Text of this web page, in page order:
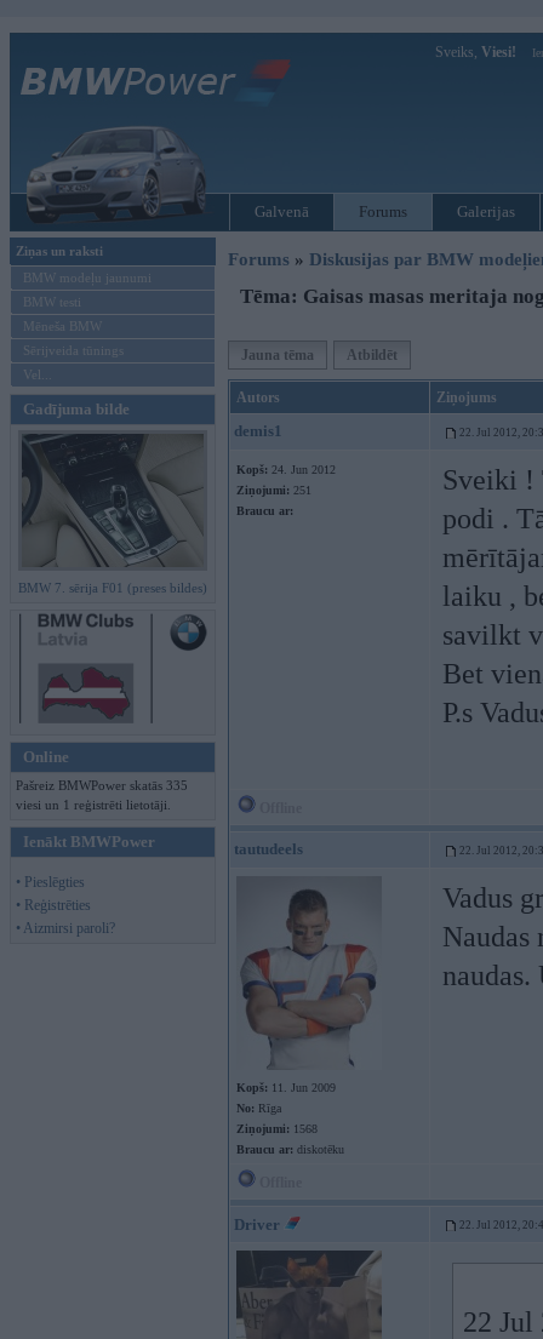
Sveiks, Viesi!
Galvenā Forums Galerijas
Ziņas un raksti
BMW modeļu jaunumi
BMW testi
Mēneša BMW
Sērijveida tūnings
Vel...
Gadījuma bilde
BMW 7. sērija F01 (preses bildes)
Online
Pašreiz BMWPower skatās 335
viesi un 1 reģistrēti lietotāji.
Ienākt BMWPower
• Pieslēgties
• Reģistrēties
• Aizmirsi paroli?
Forums » Diskusijas par BMW
Tēma: Gaisas masas meritaja
Jauna tēma Atbildēt
Autors Ziņojums
demis1 22. Jul 2012,
Kopš: 24. Jun 2012
Ziņojumi: 251
Braucu ar:
Sveiki !
podi .
laiku ,
savilkt
Bet
P.s
tautudeels 22. Jul 2012,
Kopš: 11. Jun 2009
No: Rīga
Ziņojumi: 1568
Braucu ar: diskotēku
Vadus
Naudas
Driver 22. Jul 2012,
22 Jul